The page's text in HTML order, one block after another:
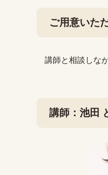
ご用意いた
講師と相談しな
講師：池田